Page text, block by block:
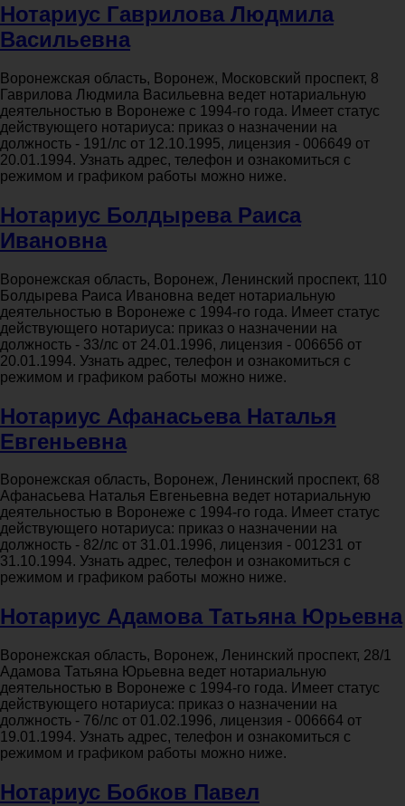
Нотариус Гаврилова Людмила
Васильевна
Воронежская область, Воронеж, Московский проспект, 8
Гаврилова Людмила Васильевна ведет нотариальную
деятельностью в Воронеже с 1994-го года. Имеет статус
действующего нотариуса: приказ о назначении на
должность - 191/лс от 12.10.1995, лицензия - 006649 от
20.01.1994. Узнать адрес, телефон и ознакомиться с
режимом и графиком работы можно ниже.
Нотариус Болдырева Раиса
Ивановна
Воронежская область, Воронеж, Ленинский проспект, 110
Болдырева Раиса Ивановна ведет нотариальную
деятельностью в Воронеже с 1994-го года. Имеет статус
действующего нотариуса: приказ о назначении на
должность - 33/лс от 24.01.1996, лицензия - 006656 от
20.01.1994. Узнать адрес, телефон и ознакомиться с
режимом и графиком работы можно ниже.
Нотариус Афанасьева Наталья
Евгеньевна
Воронежская область, Воронеж, Ленинский проспект, 68
Афанасьева Наталья Евгеньевна ведет нотариальную
деятельностью в Воронеже с 1994-го года. Имеет статус
действующего нотариуса: приказ о назначении на
должность - 82/лс от 31.01.1996, лицензия - 001231 от
31.10.1994. Узнать адрес, телефон и ознакомиться с
режимом и графиком работы можно ниже.
Нотариус Адамова Татьяна Юрьевна
Воронежская область, Воронеж, Ленинский проспект, 28/1
Адамова Татьяна Юрьевна ведет нотариальную
деятельностью в Воронеже с 1994-го года. Имеет статус
действующего нотариуса: приказ о назначении на
должность - 76/лс от 01.02.1996, лицензия - 006664 от
19.01.1994. Узнать адрес, телефон и ознакомиться с
режимом и графиком работы можно ниже.
Нотариус Бобков Павел